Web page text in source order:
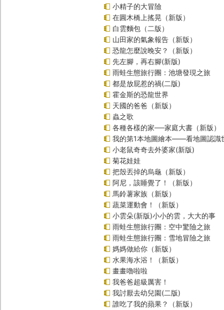
小精子的大冒險
在圓木橋上搖晃（新版）
白雲麵包（二版）
山田家的氣象報告（新版）
恐龍怎麼說晚安？（新版）
先左腳，再右腳(新版)
雨蛙生態旅行團：池塘發現之旅
都是放屁惹的禍(二版)
霍金斯的恐龍世界
天國的爸爸（新版）
蟲之歌
各種各樣的家──家庭大書（新版）
我的第1本地圖繪本――看地圖認識
小老鼠奇奇去外婆家(新版)
菊花娃娃
把殼丟掉的烏龜（新版）
阿尼，該睡覺了！（新版）
馬鈴薯家族（新版）
蔬菜運動會！（新版）
小雲朵(新版)小小的雲，大大的事
雨蛙生態旅行團：空中驚險之旅
雨蛙生態旅行團：雪地冒險之旅
媽媽做給你（新版）
水果海水浴！（新版）
畫畫嚕啦啦
我爸爸超級厲害！
我討厭去幼兒園(二版)
誰吃了我的蘋果？（新版）